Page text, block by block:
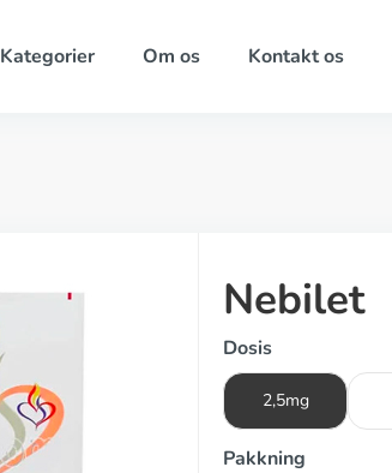
Kategorier Om os Kontakt os
Nebilet
Dosis
2,5mg
Pakkning